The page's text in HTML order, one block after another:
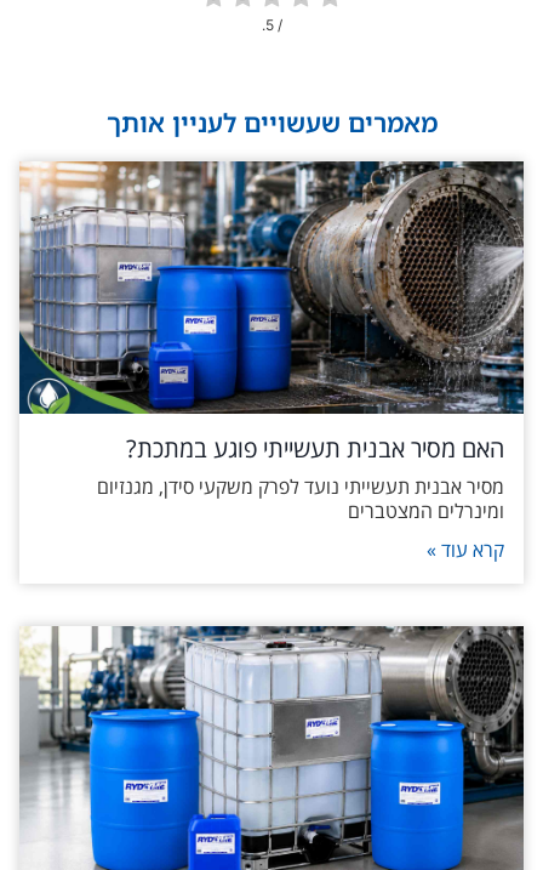
/ 5.
מאמרים שעשויים לעניין אותך
האם מסיר אבנית תעשייתי פוגע במתכת?
מסיר אבנית תעשייתי נועד לפרק משקעי סידן, מגנזיום
ומינרלים המצטברים
קרא עוד »